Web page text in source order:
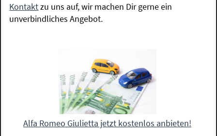
Kontaktzu uns auf, wir machen Dir gerne ein
unverbindliches Angebot.
Alfa Romeo Giulietta jetzt kostenlos anbieten!